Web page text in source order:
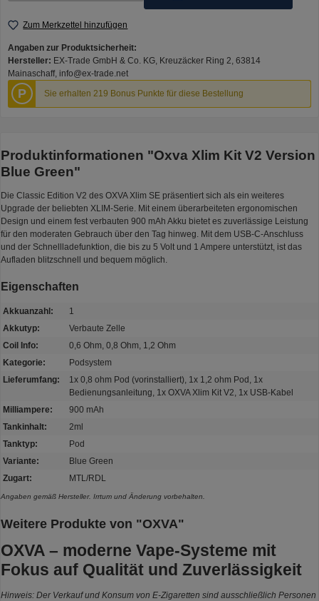
Zum Merkzettel hinzufügen
Angaben zur Produktsicherheit:
Hersteller: EX-Trade GmbH & Co. KG, Kreuzäcker Ring 2, 63814
Mainaschaff, info@ex-trade.net
P Sie erhalten 219 Bonus Punkte für diese Bestellung
Produktinformationen "Oxva Xlim Kit V2 Version
Blue Green"
Die Classic Edition V2 des OXVA Xlim SE präsentiert sich als ein weiteres
Upgrade der beliebten XLIM-Serie. Mit einem überarbeiteten ergonomischen
Design und einem fest verbauten 900 mAh Akku bietet es zuverlässige Leistung
für den moderaten Gebrauch über den Tag hinweg. Mit dem USB-C-Anschluss
und der Schnellladefunktion, die bis zu 5 Volt und 1 Ampere unterstützt, ist das
Aufladen blitzschnell und bequem möglich.
Eigenschaften
Akkuanzahl:
1
Akkutyp:
Verbaute Zelle
Coil Info:
0,6 Ohm, 0,8 Ohm, 1,2 Ohm
Kategorie:
Podsystem
Lieferumfang:
1x 0,8 ohm Pod (vorinstalliert), 1x 1,2 ohm Pod, 1x
Bedienungsanleitung, 1x OXVA Xlim Kit V2, 1x USB-Kabel
Milliampere:
900 mAh
Tankinhalt:
2ml
Tanktyp:
Pod
Variante:
Blue Green
Zugart:
MTL/RDL
Angaben gemäß Hersteller. Irrtum und Änderung vorbehalten.
Weitere Produkte von "OXVA"
OXVA – moderne Vape-Systeme mit
Fokus auf Qualität und Zuverlässigkeit
Hinweis: Der Verkauf und Konsum von E-Zigaretten sind ausschließlich Personen